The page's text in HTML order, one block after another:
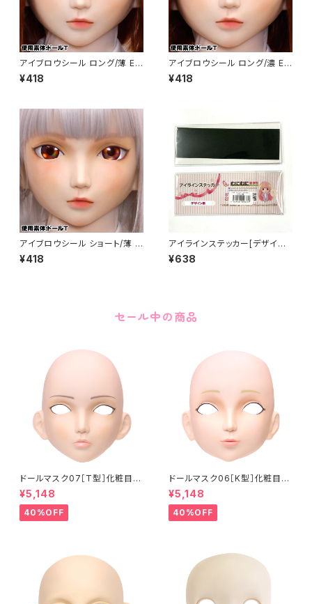
アイブロウシール ロング/薄 Ey
ebrows Sticker Long/ Ligh
t color
¥418
アイブロウシール ロング/濃 Ey
ebrows Sticker Long/ Dark
color
¥418
アイブロウシール ショート/薄 E
yebrows Sticker Short/ Lig
ht color
¥418
アイラインステッカー[デザイン
無] Eye line sticker NO DES
IGN
¥638
セール中の商品
ドールマスク07［T型］化粧目穴
処理済 MASK07 [DOLL T] O
pening eye hole and make
up
¥5,148
40%OFF
ドールマスク06［K型］化粧目穴
処理 MASK06 [DOLL K] Op
ening eye hole and make
up
¥5,148
40%OFF